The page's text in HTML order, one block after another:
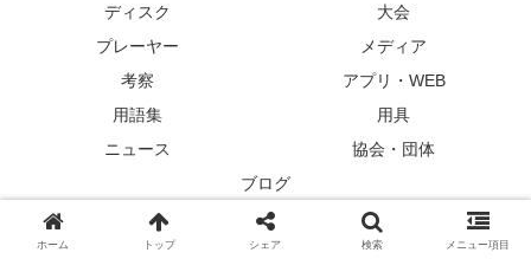
ディスク
大会
プレーヤー
メディア
考察
アプリ・WEB
用語集
用具
ニュース
協会・団体
ブログ
Copyright © 2019-2026 ディスクゴルフナビ All Rights Reserved.
ホーム トップ シェア 検索 メニュー項目